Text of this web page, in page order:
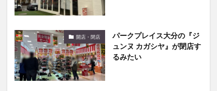
開店・閉店
パークプレイス大分の『ジ
ュンヌ カガシヤ』が閉店す
るみたい